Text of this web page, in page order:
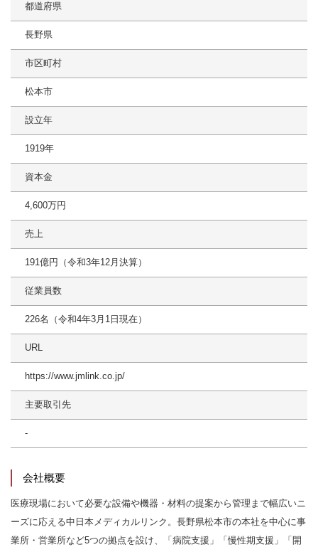
都道府県
長野県
市区町村
松本市
設立年
1919年
資本金
4,600万円
売上
191億円（令和3年12月決算）
従業員数
226名（令和4年3月1日現在）
URL
https://www.jmlink.co.jp/
主要取引先
-
会社概要
医療現場において必要な設備や機器・材料の提案から管理まで幅広いニ
ーズに応える中日本メディカルリンク。長野県松本市の本社を中心に事
業所・営業所など5つの拠点を設け、「病院支援」「慢性期支援」「開